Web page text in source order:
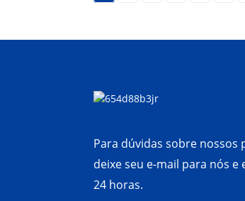
Para dúvidas sobre
deixe seu e-mail para nós
24 horas.